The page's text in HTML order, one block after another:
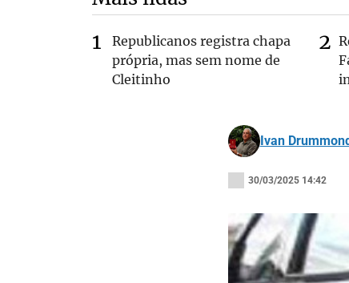
Republicanos registra chapa
própria, mas sem nome de
Cleitinho
Ivan
30/03/2025 14:42